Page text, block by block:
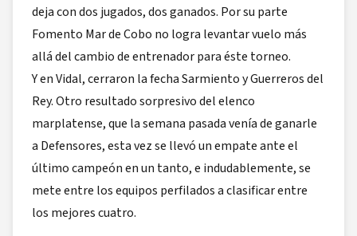
deja con dos jugados, dos ganados. Por su parte
Fomento Mar de Cobo no logra levantar vuelo más
allá del cambio de entrenador para éste torneo.
Y en Vidal, cerraron la fecha Sarmiento y Guerreros del
Rey. Otro resultado sorpresivo del elenco
marplatense, que la semana pasada venía de ganarle
a Defensores, esta vez se llevó un empate ante el
último campeón en un tanto, e indudablemente, se
mete entre los equipos perfilados a clasificar entre
los mejores cuatro.